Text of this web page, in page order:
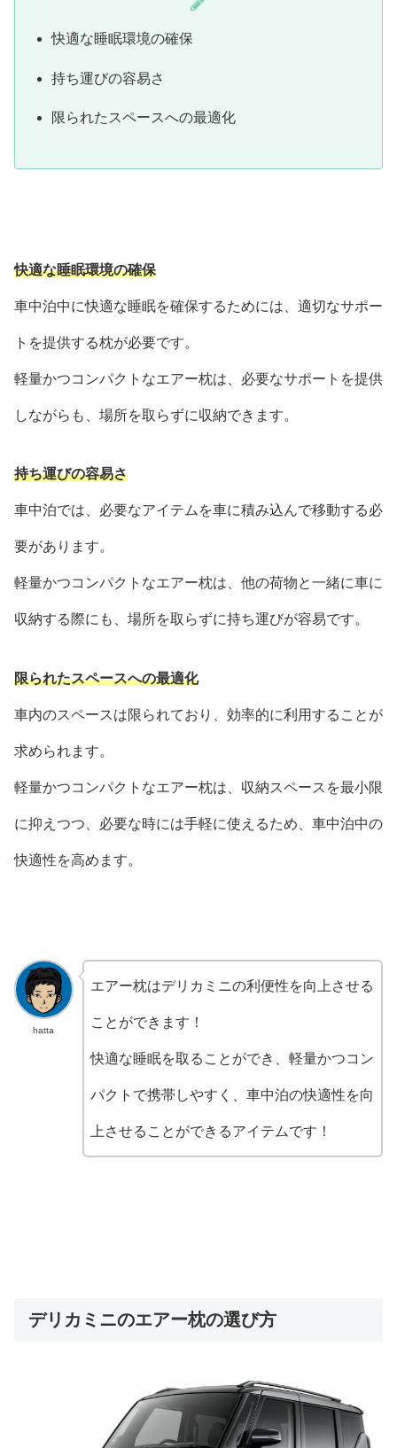
快適な睡眠環境の確保
持ち運びの容易さ
限られたスペースへの最適化
快適な睡眠環境の確保
車中泊中に快適な睡眠を確保するためには、適切なサポー
トを提供する枕が必要です。
軽量かつコンパクトなエアー枕は、必要なサポートを提供
しながらも、場所を取らずに収納できます。
持ち運びの容易さ
車中泊では、必要なアイテムを車に積み込んで移動する必
要があります。
軽量かつコンパクトなエアー枕は、他の荷物と一緒に車に
収納する際にも、場所を取らずに持ち運びが容易です。
限られたスペースへの最適化
車内のスペースは限られており、効率的に利用することが
求められます。
軽量かつコンパクトなエアー枕は、収納スペースを最小限
に抑えつつ、必要な時には手軽に使えるため、車中泊中の
快適性を高めます。
hatta
エアー枕はデリカミニの利便性を向上させる
ことができます！
快適な睡眠を取ることができ、軽量かつコン
パクトで携帯しやすく、車中泊の快適性を向
上させることができるアイテムです！
デリカミニのエアー枕の選び方